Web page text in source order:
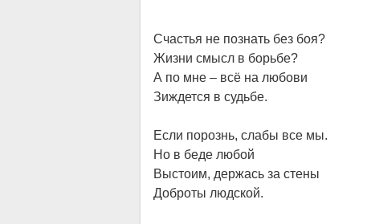
Счастья не познать без боя?
Жизни смысл в борьбе?
А по мне – всё на любови
Зиждется в судьбе.
Если порознь, слабы все мы.
Но в беде любой
Выстоим, держась за стены
Доброты людской.